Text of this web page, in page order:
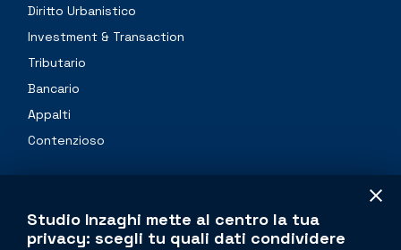
Diritto Urbanistico
Investment & Transaction
Tributario
Bancario
Appalti
Contenzioso
Contacts
Studio Inzaghi mette al centro la tua
privacy: scegli tu quali dati condividere